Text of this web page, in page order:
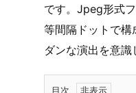
です。Jpeg形式フ
等間隔ドットで
ダンな演出を意識
目次